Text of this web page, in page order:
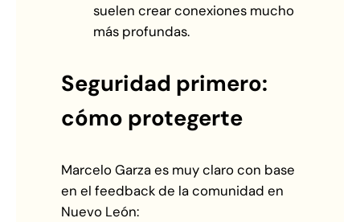
suelen crear conexiones mucho
más profundas.
Seguridad primero:
cómo protegerte
Marcelo Garza es muy claro con base
en el feedback de la comunidad en
Nuevo León: